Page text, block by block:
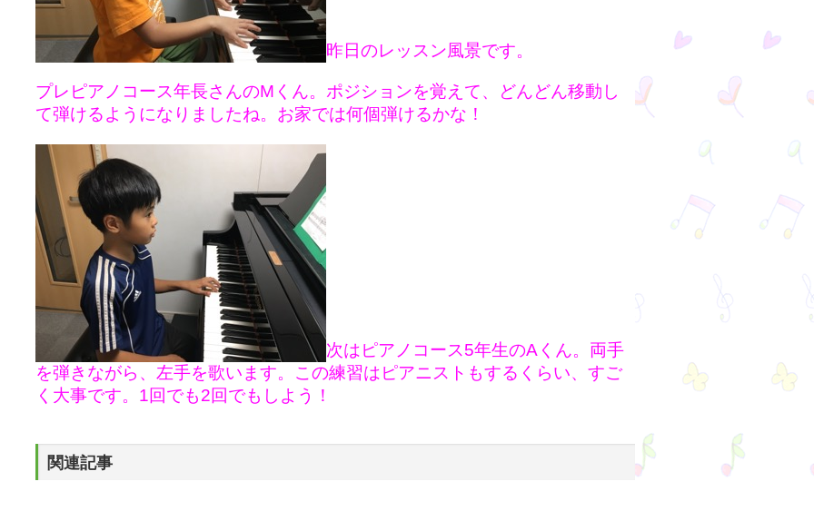
昨日のレッスン風景です。
プレピアノコース年長さんのMくん。ポジションを覚えて、どんどん移動し
て弾けるようになりましたね。お家では何個弾けるかな！
次はピアノコース5年生のAくん。両手
を弾きながら、左手を歌います。この練習はピアニストもするくらい、すご
く大事です。1回でも2回でもしよう！
関連記事